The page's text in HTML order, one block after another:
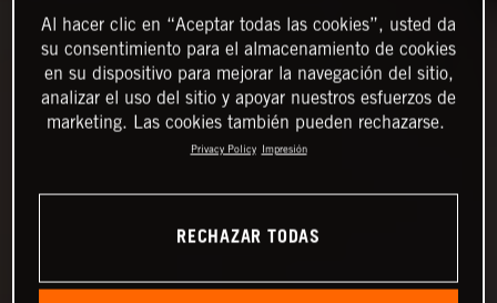
Al hacer clic en “Aceptar todas las cookies”, usted da
su consentimiento para el almacenamiento de cookies
en su dispositivo para mejorar la navegación del sitio,
analizar el uso del sitio y apoyar nuestros esfuerzos de
marketing. Las cookies también pueden rechazarse.
Privacy Policy Impresión
RECHAZAR TODAS